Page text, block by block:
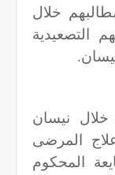
خلال
التصعيدية
خلال نيسان
المرضى
المحكوم